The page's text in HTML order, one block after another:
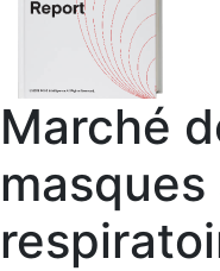
Marché
masques